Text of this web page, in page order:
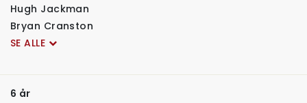
Hugh Jackman
Bryan Cranston
SE ALLE
6 år